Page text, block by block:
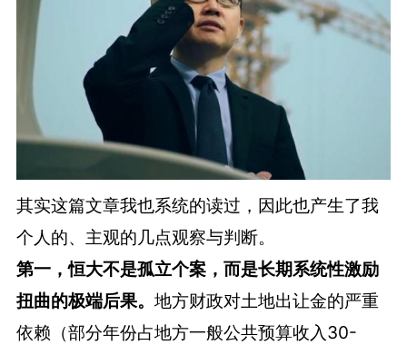
其实这篇文章我也系统的读过，因此也产生了我
个人的、主观的几点观察与判断。
第一，恒大不是孤立个案，而是长期系统性激励
扭曲的极端后果。 地方财政对土地出让金的严重
依赖（部分年份占地方一般公共预算收入30-